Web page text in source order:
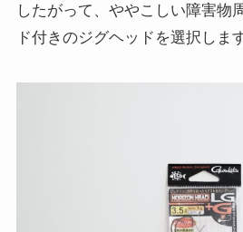
したがって、ややこしい障害物
ド付きのジグヘッドを選択します